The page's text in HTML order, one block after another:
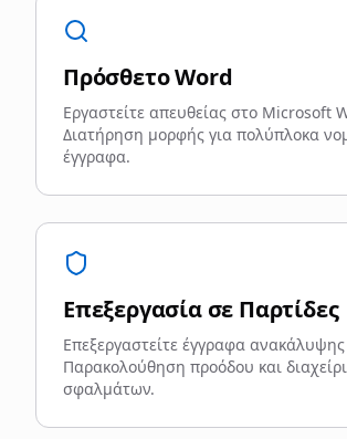
Πρόσθετο Word
Εργαστείτε απευθείας στο Microsoft
Διατήρηση μορφής για πολύπλοκα
έγγραφα.
Επεξεργασία σε Παρτίδες
Επεξεργαστείτε έγγραφα
Παρακολούθηση προόδου και
σφαλμάτων.